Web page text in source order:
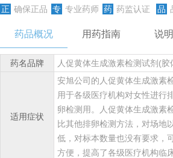
正 确保正品 专 专业药师 药 药监认证 品
药品概况 用药指南 说
药名品牌 人促黄体生成激素检测试剂(胶
适用症状
安旭公司的人促黄体生成激素
用于各级医疗机构对女性进行
卵检测用。人促黄体生成激素
比其他排卵检测方法，对场地
低，对标本数量也没有要求，
方便，提高了各级医疗机构临